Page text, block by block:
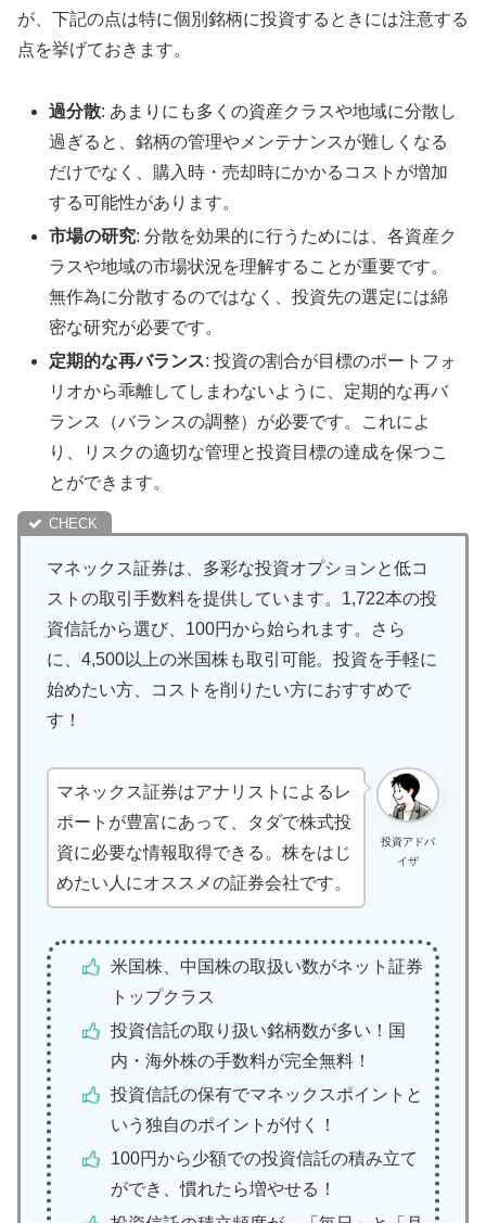
が、下記の点は特に個別銘柄に投資するときには注意する
点を挙げておきます。
過分散: あまりにも多くの資産クラスや地域に分散し
過ぎると、銘柄の管理やメンテナンスが難しくなる
だけでなく、購入時・売却時にかかるコストが増加
する可能性があります。
市場の研究: 分散を効果的に行うためには、各資産ク
ラスや地域の市場状況を理解することが重要です。
無作為に分散するのではなく、投資先の選定には綿
密な研究が必要です。
定期的な再バランス: 投資の割合が目標のポートフォ
リオから乖離してしまわないように、定期的な再バ
ランス（バランスの調整）が必要です。これによ
り、リスクの適切な管理と投資目標の達成を保つこ
とができます。
マネックス証券は、多彩な投資オプションと低コ
ストの取引手数料を提供しています。1,722本の投
資信託から選び、100円から始られます。さら
に、4,500以上の米国株も取引可能。投資を手軽に
始めたい方、コストを削りたい方におすすめで
す！
投資アドバ
イザ
マネックス証券はアナリストによるレ
ポートが豊富にあって、タダで株式投
資に必要な情報取得できる。株をはじ
めたい人にオススメの証券会社です。
米国株、中国株の取扱い数がネット証券
トップクラス
投資信託の取り扱い銘柄数が多い！国
内・海外株の手数料が完全無料！
投資信託の保有でマネックスポイントと
いう独自のポイントが付く！
100円から少額での投資信託の積み立て
ができ、慣れたら増やせる！